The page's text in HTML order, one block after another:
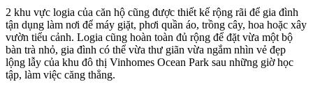
2 khu vực logia của căn hộ cũng được thiết kế rộng rãi để gia đình
tận dụng làm nơi để máy giặt, phơi quần áo, trồng cây, hoa hoặc xây
vườn tiểu cảnh. Logia cũng hoàn toàn đủ rộng để đặt vừa một bộ
bàn trà nhỏ, gia đình có thể vừa thư giãn vừa ngắm nhìn vẻ đẹp
lộng lẫy của khu đô thị Vinhomes Ocean Park sau những giờ học
tập, làm việc căng thẳng.